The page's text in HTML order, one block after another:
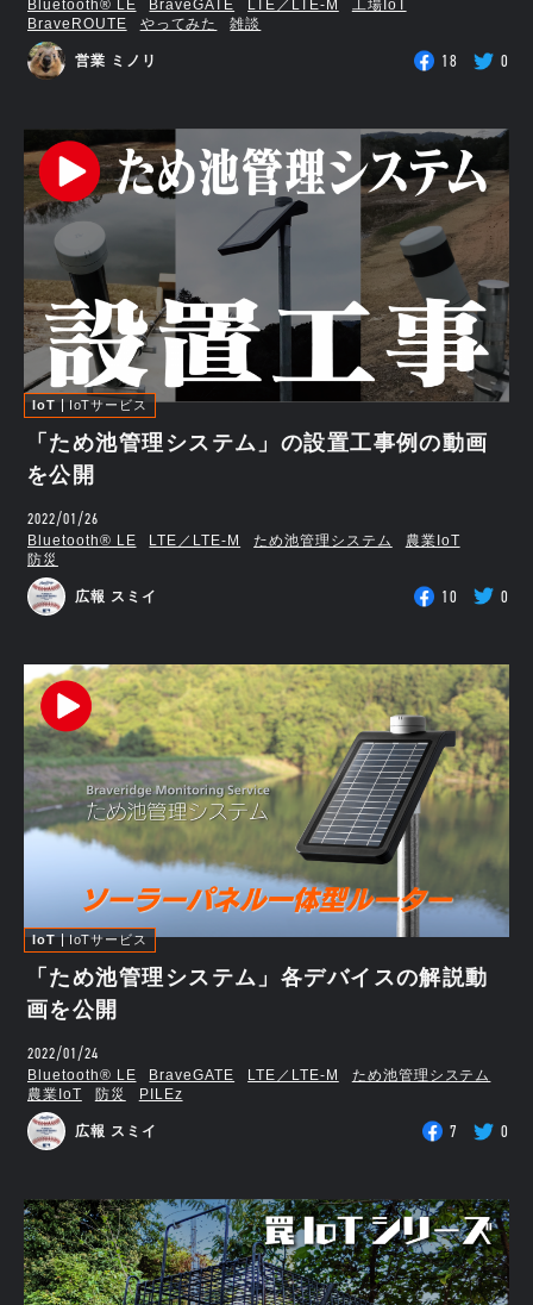
Bluetooth®︎ LE BraveGATE LTE／LTE-M
工場IoT
BraveROUTE
やってみた 雑談
営業 ミノリ 18 0
IoT IoTサービス
「ため池管理システム」の設置工事例の動画
を公開
2022/01/26
Bluetooth®︎ LE LTE／LTE-M ため池管理システム
農業IoT
防災
広報 スミイ 10 0
IoT IoTサービス
「ため池管理システム」各デバイスの解説動
画を公開
2022/01/24
Bluetooth®︎ LE BraveGATE LTE／LTE-M
ため池管理システム
農業IoT
防災 PILEz
広報 スミイ 7 0